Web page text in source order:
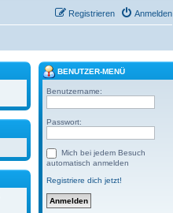
Anmelden
Registrieren
BENUTZER-MENÜ
Benutzername:
Passwort:
Mich bei jedem Besuch
automatisch anmelden
Registriere dich jetzt!